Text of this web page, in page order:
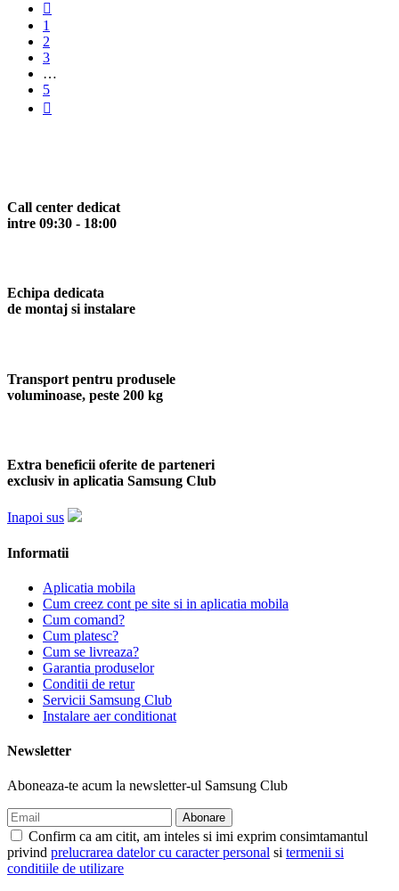

1
2
3
…
5

Call center dedicat
intre 09:30 - 18:00
Echipa dedicata
de montaj si instalare
Transport pentru produsele
voluminoase, peste 200 kg
Extra beneficii oferite de parteneri
exclusiv in aplicatia Samsung Club
Inapoi sus
Informatii
Aplicatia mobila
Cum creez cont pe site si in aplicatia mobila
Cum comand?
Cum platesc?
Cum se livreaza?
Garantia produselor
Conditii de retur
Servicii Samsung Club
Instalare aer conditionat
Newsletter
Aboneaza-te acum la newsletter-ul Samsung Club
Confirm ca am citit, am inteles si imi exprim consimtamantul
privind prelucrarea datelor cu caracter personal si termenii si
conditiile de utilizare